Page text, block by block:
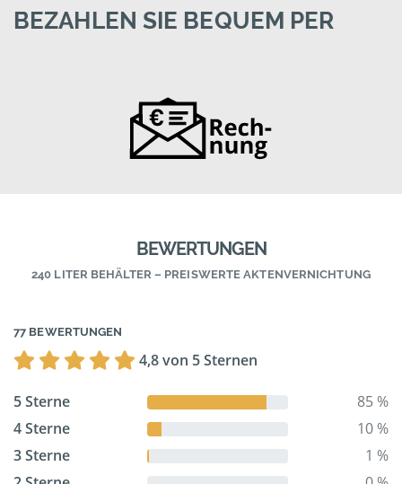
BEZAHLEN SIE BEQUEM PER
BEWERTUNGEN
240 LITER BEHÄLTER – PREISWERTE AKTENVERNICHTUNG
77 BEWERTUNGEN
4,8 von 5 Sternen
5 Sterne
85 %
4 Sterne
10 %
3 Sterne
1 %